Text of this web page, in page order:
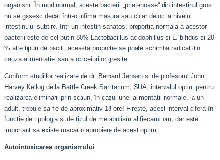
organism. În mod normal, aceste bacterii „prietenoase“ din intestinul gros
nu se gasesc decat într-o infima masura sau chiar deloc la nivelul
intestinului subtire. Într-un intestin sanatos, proportia normala a acestor
bacterii este de cel putin 80% Lactobacillus acidophillus si L. bifidus si 20
% alte tipuri de bacili; aceasta proportie se poate schimba radical din
cauza alimentatiei sau a obiceiurilor gresite.
Conform studiilor realizate de dr. Bernard Jensen si de profesorul John
Harvey Kellog de la Battle Creek Sanitarium, SUA, intervalul optim pentru
realizarea eliminarii prin scaun, în cazul unei alimentatii normale, la un
adult, trebuie sa fie de aproximativ 18 ore! Fireste, acest interval difera în
functie de tipologia si de tipul de metabolism al fiecarui om, dar este
important sa existe macar o apropiere de acest optim.
Autointoxicarea organismului